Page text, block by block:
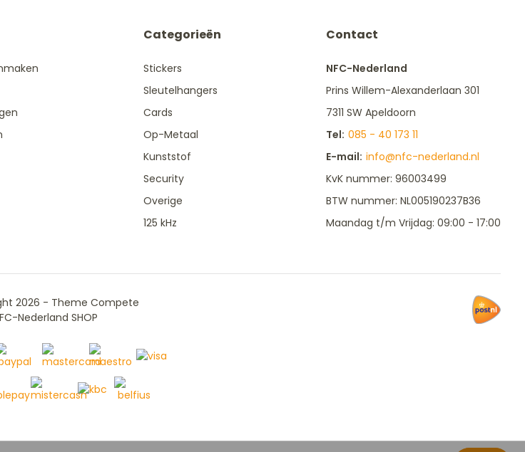
Categorieën
Stickers
Sleutelhangers
Cards
Op-Metaal
Kunststof
Security
Overige
125 kHz
Contact
NFC-Nederland
Prins Willem-Alexanderlaan 301
7311 SW Apeldoorn
Tel: 085 - 40 173 11
E-mail: info@nfc-nederland.nl
KvK nummer: 96003499
BTW nummer: NL005190237B36
Maandag t/m Vrijdag: 09:00 - 17:00
2026 - Theme Compete
Nederland SHOP